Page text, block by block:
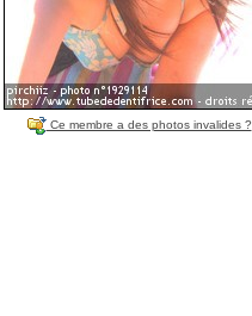
Ce membre a des photos invalides ?